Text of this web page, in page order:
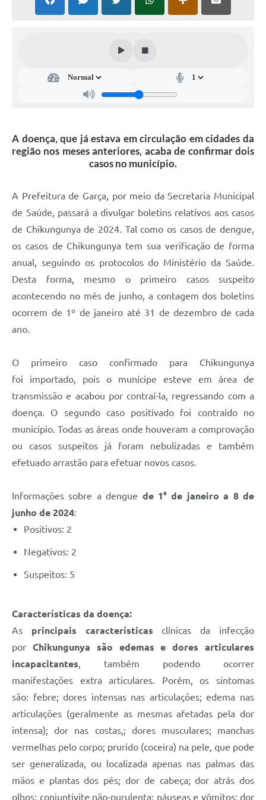
Súmulas Administrativas
Consulta Pública Eletrônica Lei de Diretrizes Orçamentárias -
Concursos
Notícias
Defesa Civil
Junta de Serviço Militar
A doença, que já estava em circulação em cidades da
região nos meses anteriores, acaba de confirmar dois
casos no município.
A Prefeitura de Garça, por meio da Secretaria Municipal
de Saúde, passará a divulgar boletins relativos aos casos
de Chikungunya de 2024. Tal como os casos de dengue,
os casos de Chikungunya tem sua verificação de forma
anual, seguindo os protocolos do Ministério da Saúde.
Desta forma, mesmo o primeiro casos suspeito
acontecendo no mês de junho, a contagem dos boletins
ocorrem de 1º de janeiro até 31 de dezembro de cada
ano.
O primeiro caso confirmado para Chikungunya
foi importado, pois o munícipe esteve em área de
transmissão e acabou por contraí-la, regressando com a
doença. O segundo caso positivado foi contraído no
município. Todas as áreas onde houveram a comprovação
ou casos suspeitos já foram nebulizadas e também
efetuado arrastão para efetuar novos casos.
Informações sobre a dengue de 1° de janeiro a 8 de
junho de 2024:
Positivos: 2
Negativos: 2
Suspeitos: 5
Características da doença:
As principais características clínicas da infecção
por Chikungunya são edemas e dores articulares
incapacitantes, também podendo ocorrer
manifestações extra articulares. Porém, os sintomas
são: febre; dores intensas nas articulações; edema nas
articulações (geralmente as mesmas afetadas pela dor
intensa); dor nas costas,; dores musculares; manchas
vermelhas pelo corpo; prurido (coceira) na pele, que pode
ser generalizada, ou localizada apenas nas palmas das
mãos e plantas dos pés; dor de cabeça; dor atrás dos
olhos; conjuntivite não-purulenta; náuseas e vômitos; dor